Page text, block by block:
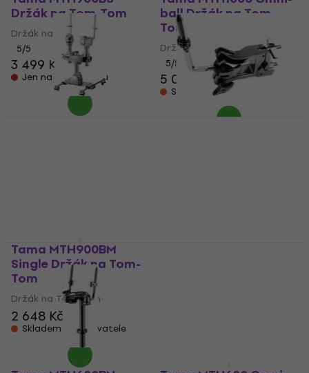
Držák na Tom-Tom
Držák na Tom-Tom
5/5
3 499 Kč
Jen na objednávku
ball Držák na Tom-
Tom
Držák na Tom-Tom
5/5
5 099 Kč
Skladem u dodavatele
Tama MTH900BM
Single Držák na Tom-
Tom
Držák na Tom-Tom
2 648 Kč
Skladem u dodavatele